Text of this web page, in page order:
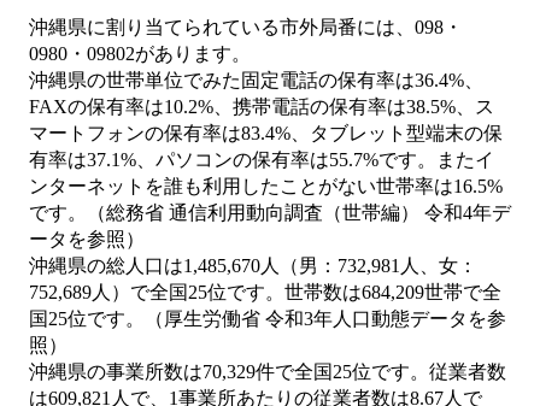
沖縄県に割り当てられている市外局番には、098・
0980・09802があります。
沖縄県の世帯単位でみた固定電話の保有率は36.4%、
FAXの保有率は10.2%、携帯電話の保有率は38.5%、ス
マートフォンの保有率は83.4%、タブレット型端末の保
有率は37.1%、パソコンの保有率は55.7%です。またイ
ンターネットを誰も利用したことがない世帯率は16.5%
です。（総務省 通信利用動向調査（世帯編） 令和4年デ
ータを参照）
沖縄県の総人口は1,485,670人（男：732,981人、女：
752,689人）で全国25位です。世帯数は684,209世帯で全
国25位です。（厚生労働省 令和3年人口動態データを参
照）
沖縄県の事業所数は70,329件で全国25位です。従業者数
は609,821人で、1事業所あたりの従業者数は8.67人で